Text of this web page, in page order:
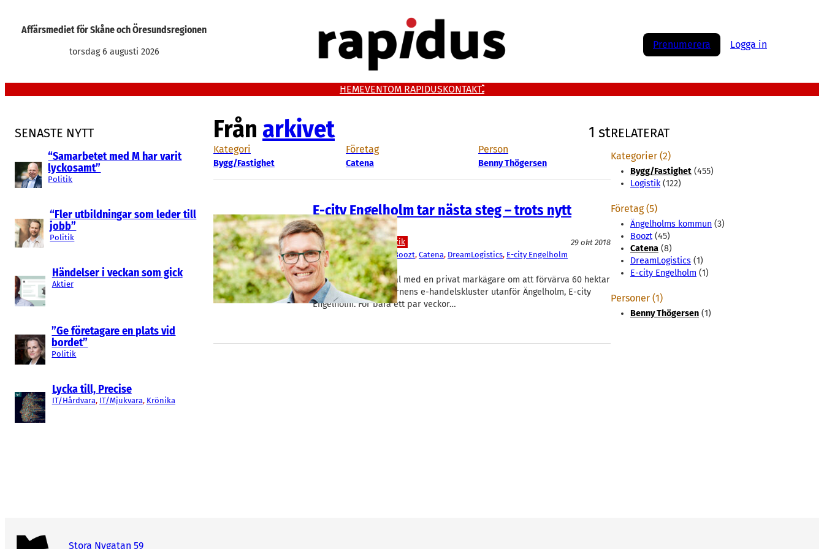
Affärsmediet för Skåne och Öresundsregionen
torsdag 6 augusti 2026
Prenumerera Logga in
HEMEVENTOM RAPIDUSKONTAKT
SENASTE NYTT
“Samarbetet med M har varit
lyckosamt”
Politik
“Fler utbildningar som leder till
jobb”
Politik
Händelser i veckan som gick
Aktier
”Ge företagare en plats vid
bordet”
Politik
Lycka till, Precise
IT/Hårdvara, IT/Mjukvara, Krönika
Från arkivet 1 st
Kategori
Bygg/Fastighet
Företag
Catena
Person
Benny Thögersen
E-city Engelholm tar nästa steg – trots nytt
kommunstyre
Bygg/Fastighet Logistik
29 okt 2018
Ängelholms kommun, Boozt, Catena, DreamLogistics, E-city Engelholm
Benny Thögersen
Catena har slutit avtal med en privat markägare om att förvärva 60 hektar
intill fastighetskoncernens e-handelskluster utanför Ängelholm, E-city
Engelholm. För bara ett par veckor…
RELATERAT
Kategorier (2)
Bygg/Fastighet (455)
Logistik(122)
Företag (5)
Ängelholms kommun (3)
Boozt (45)
Catena (8)
DreamLogistics (1)
E-city Engelholm (1)
Personer (1)
Benny Thögersen (1)
Stora Nygatan 59